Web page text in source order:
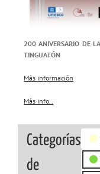
200 ANIVERSARIO DE
TINGUATÓN
Más información
Más info..
Categorías
de